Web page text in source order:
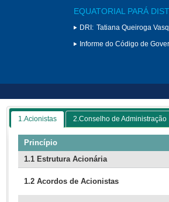
EQUATORIAL PARÁ
DRI: Tatiana Queiroga
Informe do Código de